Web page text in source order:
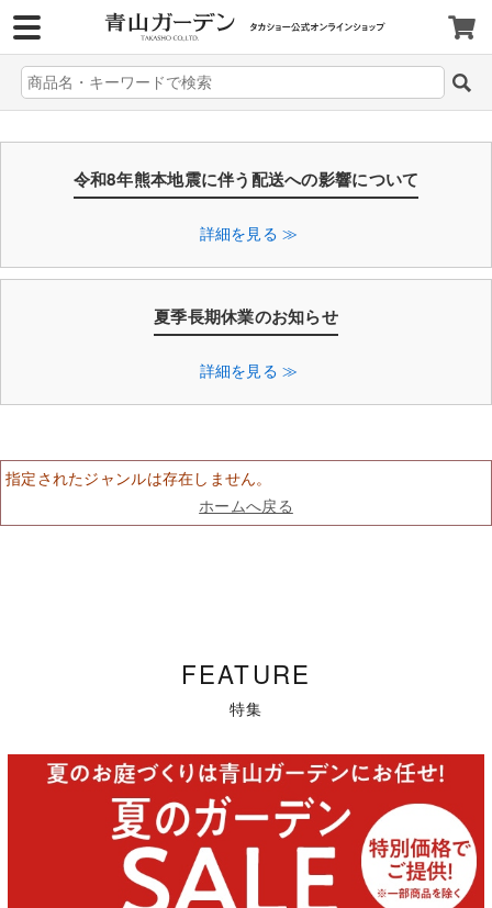
令和8年熊本地震に伴う配送への影響について
詳細を見る ≫
夏季長期休業のお知らせ
詳細を見る ≫
指定されたジャンルは存在しません。
ホームへ戻る
FEATURE
特集